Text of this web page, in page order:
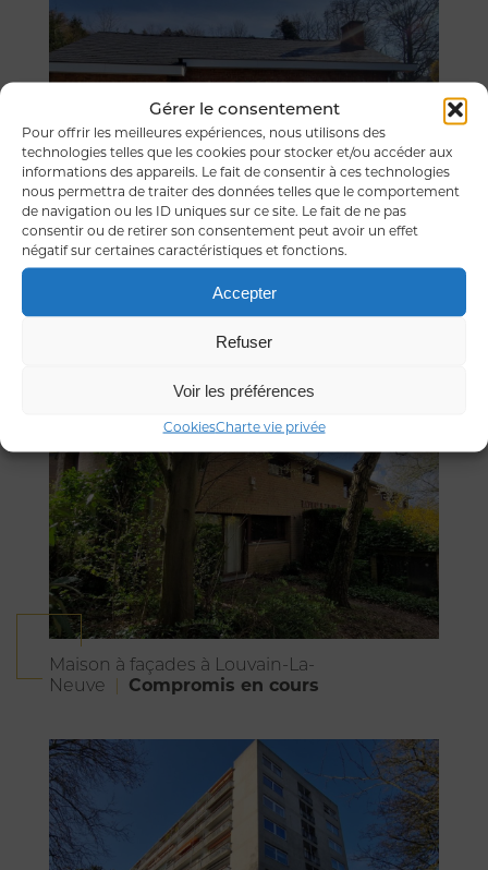
Gérer le consentement
Pour offrir les meilleures expériences, nous utilisons des
technologies telles que les cookies pour stocker et/ou accéder aux
informations des appareils. Le fait de consentir à ces technologies
nous permettra de traiter des données telles que le comportement
de navigation ou les ID uniques sur ce site. Le fait de ne pas
consentir ou de retirer son consentement peut avoir un effet
négatif sur certaines caractéristiques et fonctions.
Accepter
Refuser
Voir les préférences
CookiesCharte vie privée
Plain-pied à Alsemberg
Compromis en
Maison à façades à Louvain-La-
Neuve
Compromis en cours